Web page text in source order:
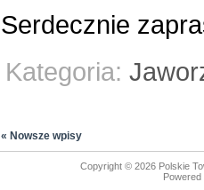
Serdecznie
Kategoria:
« Nowsze wpisy
Copyright © 2026 Polskie